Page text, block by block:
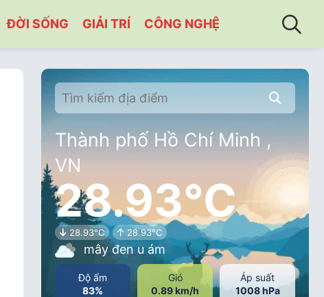
ĐỜI SỐNG GIẢI TRÍ CÔNG NGHỆ
Thành phố Hồ Chí Minh ,
VN
28.93°C
28.93°C 28.93°C
mây đen u ám
Độ ẩm
83%
Gió
0.89 km/h
Áp suất
1008 hPa